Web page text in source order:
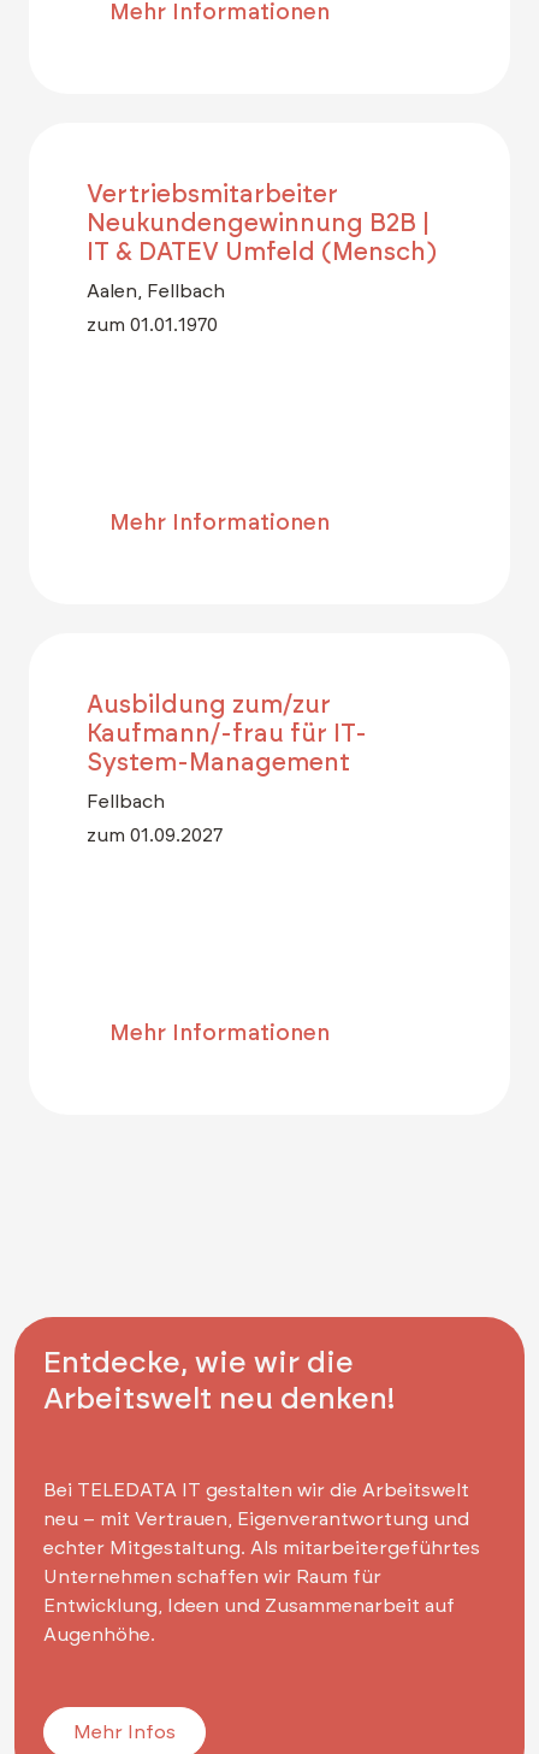
Mehr Informationen
Vertriebsmitarbeiter
Neukundengewinnung B2B |
IT & DATEV Umfeld (Mensch)
Aalen, Fellbach
zum 01.01.1970
Mehr Informationen
Ausbildung zum/zur
Kaufmann/-frau für IT-
System-Management
Fellbach
zum 01.09.2027
Mehr Informationen
Entdecke, wie wir die
Arbeitswelt neu denken!
Bei TELEDATA IT gestalten wir die Arbeitswelt
neu – mit Vertrauen, Eigenverantwortung und
echter Mitgestaltung. Als mitarbeitergeführtes
Unternehmen schaffen wir Raum für
Entwicklung, Ideen und Zusammenarbeit auf
Augenhöhe.
Mehr Infos